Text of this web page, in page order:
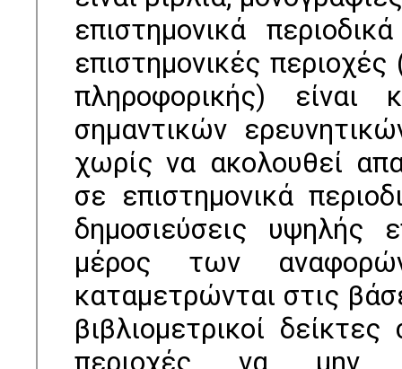
επιστηµονικά
επιστηµονικές
πληροφορικής) είναι
σηµαντικών
χωρίς να ακολουθεί
σε επιστηµονικά
δηµοσιεύσεις υψηλής
µέρος των
καταµετρώνται στις
βιβλιοµετρικοί
περιοχές να µην